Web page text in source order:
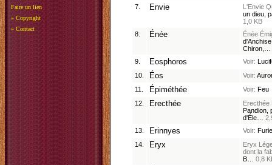
Faire un lien
» Copyright
» Contact
7.
Envie L'Envie
un dieu,
1,0 KB
8.
Énée Énée
Chiron,…
9.
Eosphoros Voir:
10.
Éos Voir:
11.
Épiméthée Voir: Feu
12.
Erecthée Erecthée
Pandion,
d'Éle…
13.
Erinnyes Voir:
14.
Eryx Eryx
dont la
B… 0,8